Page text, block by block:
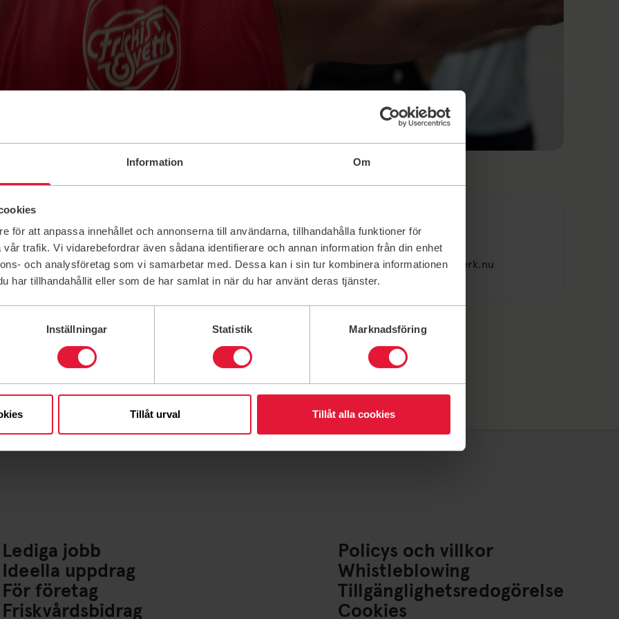
Information Om
för att anpassa innehållet och annonserna till användarna, tillhandahålla funktioner för
trafik. Vi vidarebefordrar även sådana identifierare och annan information från din enhet
och analysföretag som vi samarbetar med. Dessa kan i sin tur kombinera informationen
har tillhandahållit eller som de har samlat in när du har använt deras tjänster.
Inställningar Statistik Marknadsföring
Tillåt urval Tillåt alla cookies
och värdar
på riktigt? Genom ditt engagemang kan du bidra
våra medlemmar. Ansök idag och bli en del av vårt
Kontakt
Send an email to reception@traningsverk.nu
reception@traningsverk.nu
Lediga jobb
Ideella uppdrag
För företag
Friskvårdsbidrag
Policys och villkor
Whistleblowing
Tillgänglighetsredogörelse
Cookies